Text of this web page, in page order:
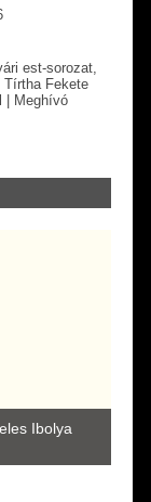
est-sorozat,
Tírtha Fekete
| Meghívó
Ibolya